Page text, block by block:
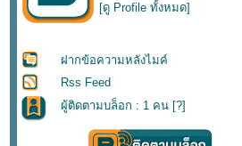
[ดู Profile ทั้งหมด]
ฝากข้อความหลังไมค์
Rss Feed
ผู้ติดตามบล็อก : 1 คน [?]